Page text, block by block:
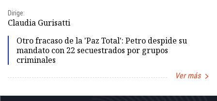
Dirige:
Claudia Gurisatti
Otro fracaso de la 'Paz Total': Petro despide su
mandato con 22 secuestrados por grupos
criminales
Ver más
1